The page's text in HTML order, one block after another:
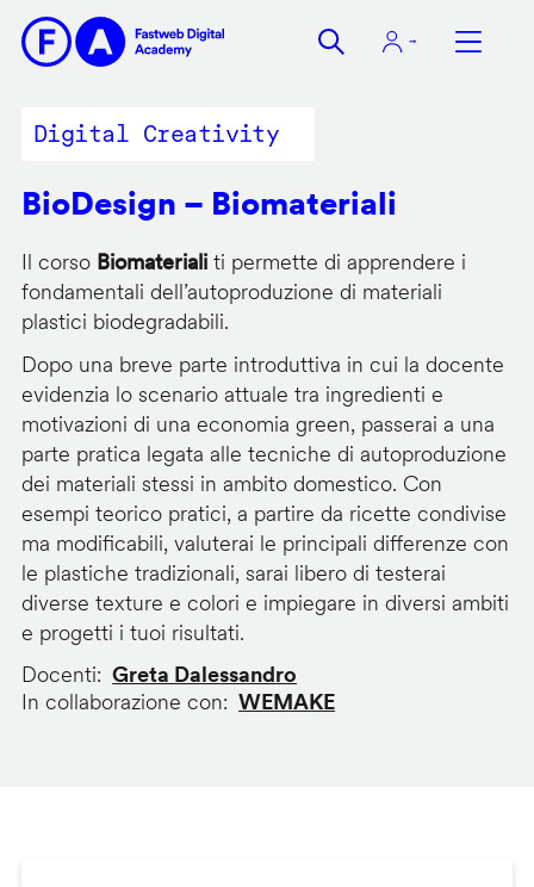
contenuto
Digital Creativity
BioDesign – Biomateriali
Il corso Biomaterialiti permette di apprendere i
fondamentali dell’autoproduzione di materiali
plastici biodegradabili.
Dopo una breve parte introduttiva in cui la docente
evidenzia lo scenario attuale tra ingredienti e
motivazioni di una economia green, passerai a una
parte pratica legata alle tecniche di autoproduzione
dei materiali stessi in ambito domestico. Con
esempi teorico pratici, a partire da ricette condivise
ma modificabili, valuterai le principali differenze con
le plastiche tradizionali, sarai libero di testerai
diverse texture e colori e impiegare in diversi ambiti
e progetti i tuoi risultati.
Docenti
Greta Dalessandro
In collaborazione con
WEMAKE